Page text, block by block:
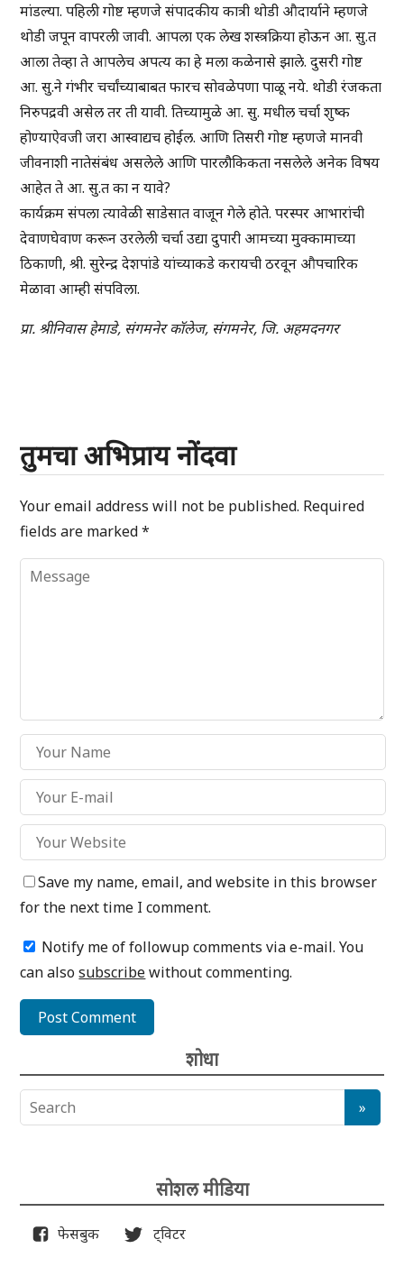
मांडल्या. पहिली गोष्ट म्हणजे संपादकीय कात्री थोडी औदार्याने म्हणजे
थोडी जपून वापरली जावी. आपला एक लेख शस्त्रक्रिया होऊन आ. सु.त
आला तेव्हा ते आपलेच अपत्य का हे मला कळेनासे झाले. दुसरी गोष्ट
आ. सु.ने गंभीर चर्चांच्याबाबत फारच सोवळेपणा पाळू नये. थोडी रंजकता
निरुपद्रवी असेल तर ती यावी. तिच्यामुळे आ. सु. मधील चर्चा शुष्क
होण्याऐवजी जरा आस्वाद्यच होईल. आणि तिसरी गोष्ट म्हणजे मानवी
जीवनाशी नातेसंबंध असलेले आणि पारलौकिकता नसलेले अनेक विषय
आहेत ते आ. सु.त का न यावे?
कार्यक्रम संपला त्यावेळी साडेसात वाजून गेले होते. परस्पर आभारांची
देवाणघेवाण करून उरलेली चर्चा उद्या दुपारी आमच्या मुक्कामाच्या
ठिकाणी, श्री. सुरेन्द्र देशपांडे यांच्याकडे करायची ठरवून औपचारिक
मेळावा आम्ही संपविला.
प्रा. श्रीनिवास हेमाडे, संगमनेर कॉलेज, संगमनेर, जि. अहमदनगर
तुमचा अभिप्राय नोंदवा
Your email address will not be published. Required
fields are marked*
Save my name, email, and website in this browser
for the next time I comment.
Notify me of followup comments via e-mail. You
can alsosubscribewithout commenting.
शोधा
सोशल मीडिया
फेसबुक ट्विटर